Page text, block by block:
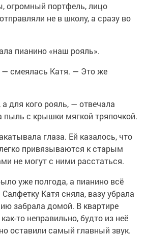
огромный портфель, лицо
не в школу, а сразу во
пианино «наш рояль».
— смеялась Катя. — Это же
для кого рояль, — отвечала
пыль с крышки мягкой тряпочкой.
глаза. Ей казалось, что
привязываются к старым
не могут с ними расстаться.
уже полгода, а пианино всё
Катя сняла, вазу убрала
забрала домой. В квартире
то неправильно, будто из неё
оставили самый главный звук.